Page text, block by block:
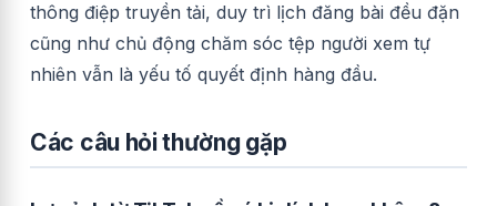
thông điệp truyền tải, duy trì lịch đăng bài đều đặn
cũng như chủ động chăm sóc tệp người xem tự
nhiên vẫn là yếu tố quyết định hàng đầu.
Các câu hỏi thường gặp